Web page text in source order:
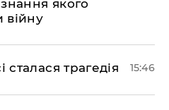
знання якого
війну
сталася трагедія 15:46